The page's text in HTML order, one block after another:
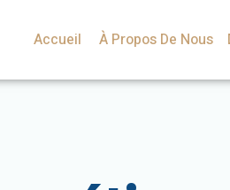
Accueil À Propos De Nous